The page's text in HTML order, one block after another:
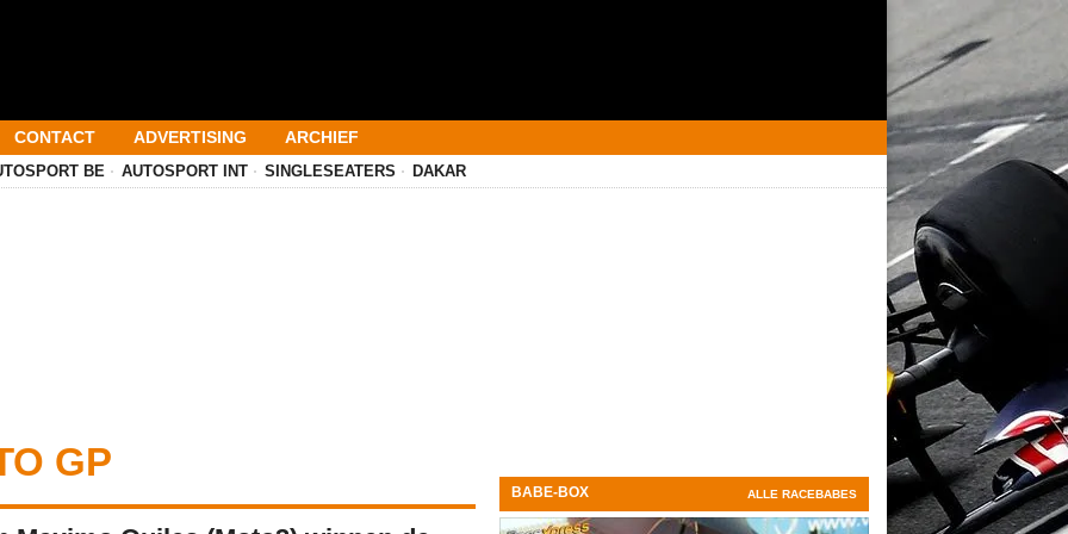
CONTACT ADVERTISING ARCHIEF
BE AUTOSPORT INT SINGLESEATERS DAKAR
GP
BABE-BOX ALLE RACEBABES